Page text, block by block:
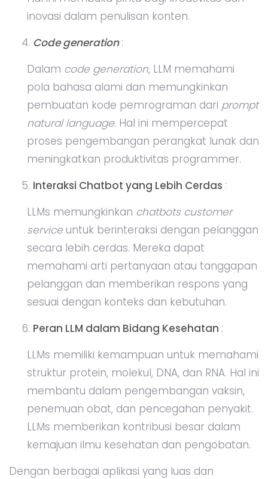
inovasi dalam penulisan konten.
Code generation:
Dalam code generation, LLM memahami
pola bahasa alami dan memungkinkan
pembuatan kode pemrograman dari prompt
natural language. Hal ini mempercepat
proses pengembangan perangkat lunak dan
meningkatkan produktivitas programmer.
Interaksi Chatbot yang Lebih Cerdas :
LLMs memungkinkan chatbots customer
service untuk berinteraksi dengan pelanggan
secara lebih cerdas. Mereka dapat
memahami arti pertanyaan atau tanggapan
pelanggan dan memberikan respons yang
sesuai dengan konteks dan kebutuhan.
Peran LLM dalam Bidang Kesehatan :
LLMs memiliki kemampuan untuk memahami
struktur protein, molekul, DNA, dan RNA. Hal ini
membantu dalam pengembangan vaksin,
penemuan obat, dan pencegahan penyakit.
LLMs memberikan kontribusi besar dalam
kemajuan ilmu kesehatan dan pengobatan.
Dengan berbagai aplikasi yang luas dan